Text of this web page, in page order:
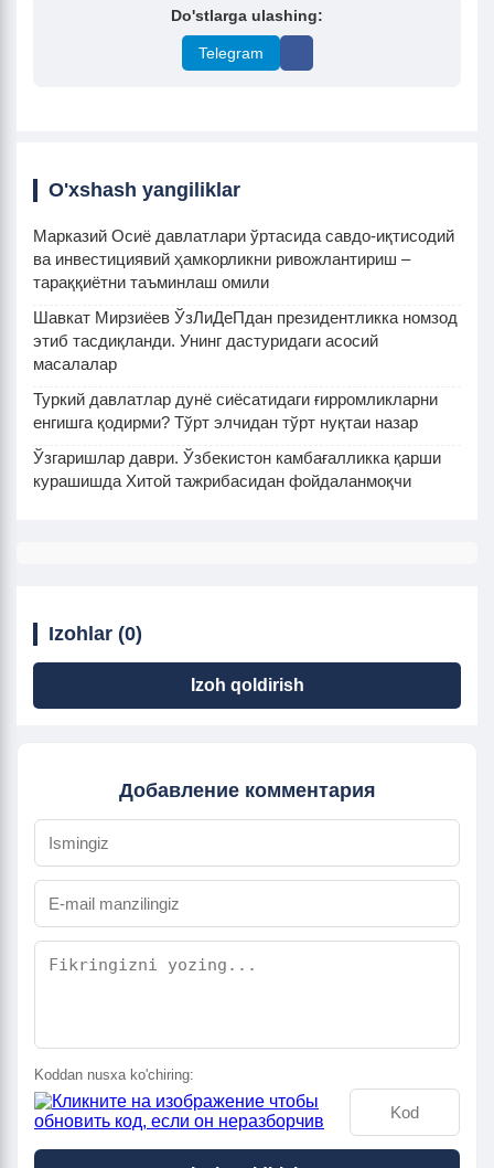
Do'stlarga ulashing:
Telegram
O'xshash yangiliklar
Марказий Осиё давлатлари ўртасида савдо-иқтисодий
ва инвестициявий ҳамкорликни ривожлантириш –
тараққиётни таъминлаш омили
Шавкат Мирзиёев ЎзЛиДеПдан президентликка номзод
этиб тасдиқланди. Унинг дастуридаги асосий
масалалар
Туркий давлатлар дунё сиёсатидаги ғирромликларни
енгишга қодирми? Тўрт элчидан тўрт нуқтаи назар
Ўзгаришлар даври. Ўзбекистон камбағалликка қарши
курашишда Хитой тажрибасидан фойдаланмоқчи
Izohlar (0)
Izoh qoldirish
Добавление комментария
Koddan nusxa ko'chiring: